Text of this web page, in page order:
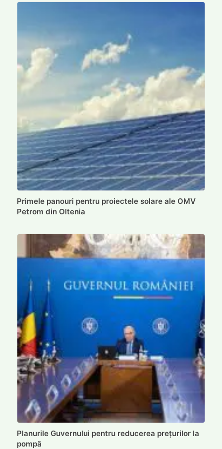
Primele panouri pentru proiectele solare ale OMV
Petrom din Oltenia
Planurile Guvernului pentru reducerea prețurilor la
pompă